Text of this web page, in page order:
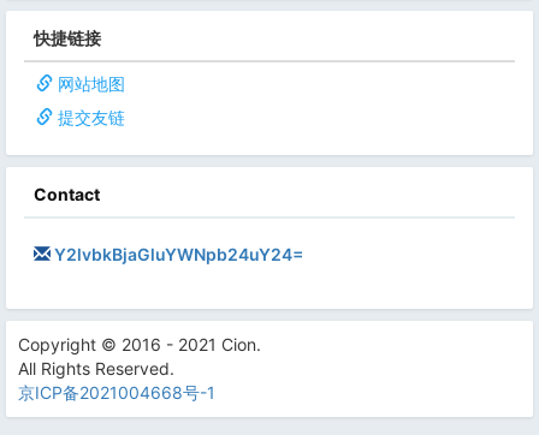
快捷链接
网站地图
提交友链
Contact
Y2lvbkBjaGluYWNpb24uY24=
Copyright © 2016 - 2021 Cion.
All Rights Reserved.
京ICP备2021004668号-1